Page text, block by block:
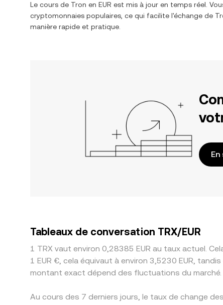
Le cours de Tron en EUR est mis à jour en temps réel.
cryptomonnaies populaires, ce qui facilite l'échange de
manière rapide et pratique.
Tableaux de conversation TRX/EUR
1 TRX vaut environ 0,28385 EUR au taux actuel.
1 EUR €, cela équivaut à environ 3,5230 EUR,
montant exact dépend des fluctuations du marché.
Au cours des 7 derniers jours, le taux de change